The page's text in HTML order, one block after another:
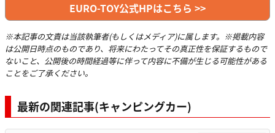
EURO-TOY公式HPはこちら >>
※本記事の文責は当該執筆者(もしくはメディア)に属します。※掲載内容
は公開日時点のものであり、将来にわたってその真正性を保証するもので
ないこと、公開後の時間経過等に伴って内容に不備が生じる可能性がある
ことをご了承ください。
最新の関連記事(キャンピングカー)